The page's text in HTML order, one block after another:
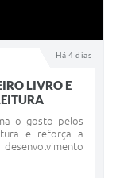
Há 4 dias
LIVRO E
o gosto pelos
e reforça a